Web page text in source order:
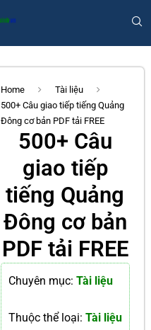
Home
Tài liệu
500+ Câu giao tiếp tiếng Quảng
Đông cơ bản PDF tải FREE
500+ Câu
giao tiếp
tiếng Quảng
Đông cơ bản
PDF tải FREE
Chuyên mục: Tài liệu
Thuộc thể loại: Tài liệu